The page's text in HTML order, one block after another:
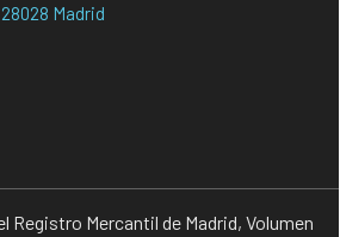
Madrid
Registro Mercantil de Madrid, Volumen